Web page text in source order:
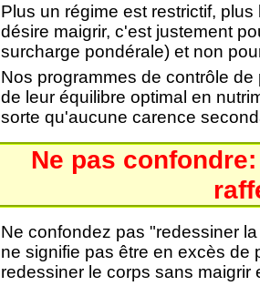
Plus un régime est restrictif,
désire maigrir, c'est justement
surcharge pondérale) et non
Nos programmes de contrôle
de leur équilibre optimal en
sorte qu'aucune carence
Ne pas
Ne confondez pas "redessiner
ne signifie pas être en excès de
redessiner le corps sans maigrir